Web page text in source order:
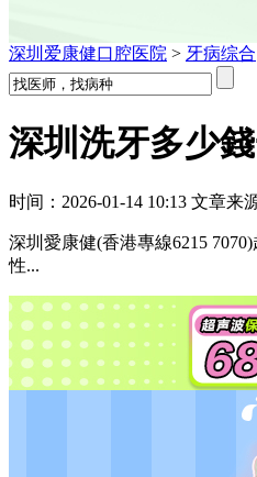
深圳爱康健口腔医院 > 牙病综合
深圳洗牙多少
时间：2026-01-14 10:13 文章来
深圳愛康健(香港專線6215
性...